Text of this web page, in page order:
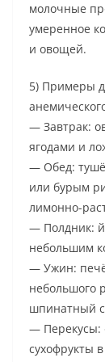
молочные
умеренное
и овощей.
5) Примеры
— Завтрак:
ягодами и
— Обед:
или бурым
лимонно-
— Полдник:
небольшим
— Ужин:
небольшого
шпинатный
— Перекусы:
сухофрукты